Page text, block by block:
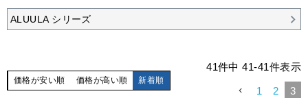
ALUULA シリーズ
価格が安い順 価格が高い順 新着順
41件中 41-41件表示
1 2 3